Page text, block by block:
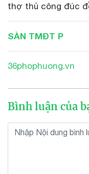
thợ thủ công đúc
SÀN TMĐT P
36phophuong.vn
Bình luận của